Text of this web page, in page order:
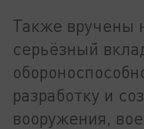
Также вручены
серьёзный
разработку и
вооружения,